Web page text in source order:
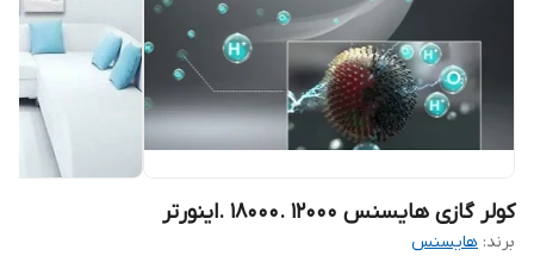
کولر گازی هایسنس 12000 .18000 .اینورتر
برند: هایسنس